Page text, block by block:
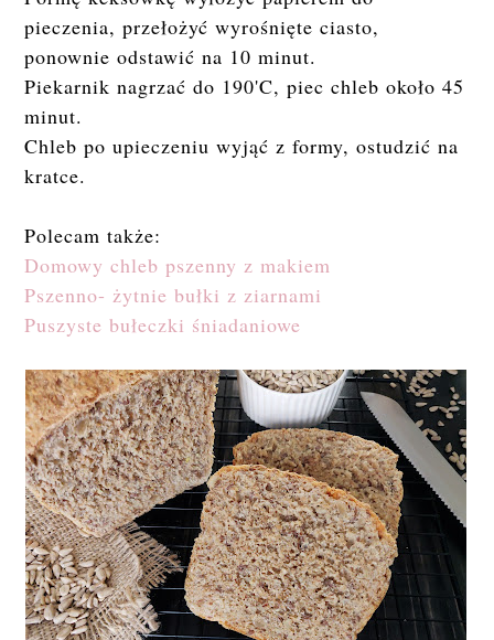
pieczenia, przełożyć wyrośnięte ciasto,
ponownie odstawić na 10 minut.
Piekarnik nagrzać do 190'C, piec chleb około 45
minut.
Chleb po upieczeniu wyjąć z formy, ostudzić na
kratce.
Polecam także:
Domowy chleb pszenny z makiem
Pszenno- żytnie bułki z ziarnami
Puszyste bułeczki śniadaniowe